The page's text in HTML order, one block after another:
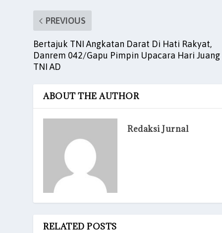
PREVIOUS
Bertajuk TNI Angkatan Darat Di Hati Rakyat,
Danrem 042/Gapu Pimpin Upacara Hari Juang
TNI AD
ABOUT THE AUTHOR
Redaksi Jurnal
RELATED POSTS